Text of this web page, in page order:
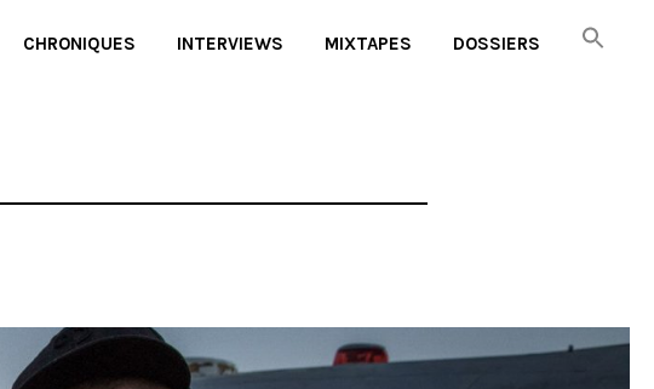
CHRONIQUES INTERVIEWS MIXTAPES DOSSIERS